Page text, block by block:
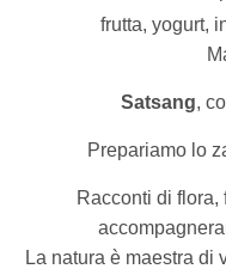
frutta, yogurt,
Satsang,
Prepariamo lo
Racconti di
La natura è maestra di